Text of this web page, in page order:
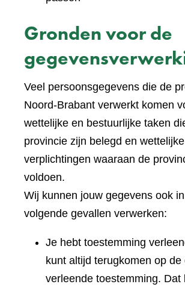
Gronden voor de
Veel persoonsgegevens die de
Noord-Brabant verwerkt komen
wettelijke en bestuurlijke taken
provincie zijn belegd en wettelijke
verplichtingen waaraan de
voldoen.
Wij kunnen jouw gegevens ook
volgende gevallen verwerken:
Je hebt toestemming
kunt altijd terugkomen op de
verleende toestemming. Dat